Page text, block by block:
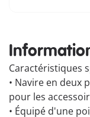
Caractéristiques
• Navire en deux
pour les
• Équipé d'une